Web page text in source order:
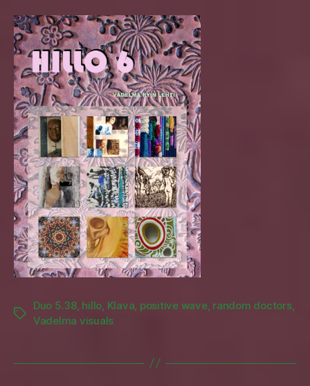
Tags
Duo 5.38, hillo Klava positive wave, random doctors,
Vadelma visuals